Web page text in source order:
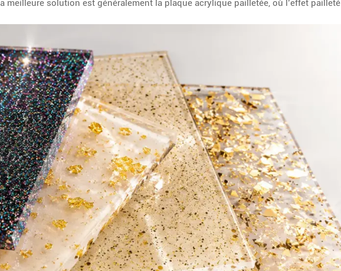
meilleure solution est généralement la plaque acrylique pailletée, où l’effet